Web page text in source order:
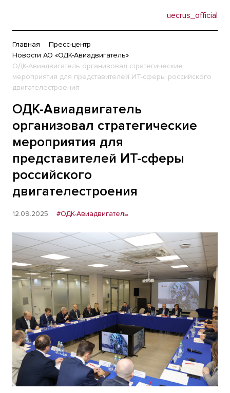
uecrus_official
Главная
Пресс-центр
Новости АО «ОДК-Авиадвигатель»
ОДК-Авиадвигатель организовал стратегические
мероприятия для представителей ИТ-сферы российского
двигателестроения
ОДК-Авиадвигатель
организовал стратегические
мероприятия для
представителей ИТ-сферы
российского
двигателестроения
12.09.2025 #ОДК-Авиадвигатель